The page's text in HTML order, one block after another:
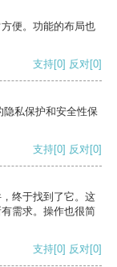
便。功能的布局也
支持[0] 反对[0]
私保护和安全性保
支持[0] 反对[0]
终于找到了它。这
需求。操作也很简
支持[0] 反对[0]